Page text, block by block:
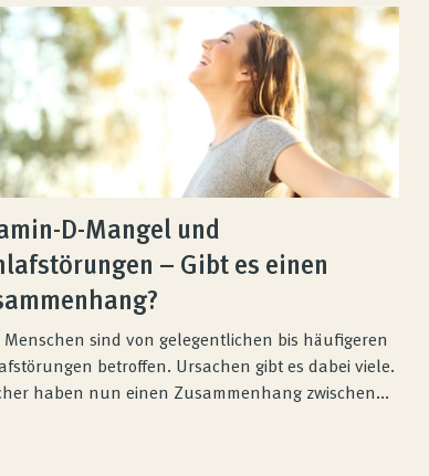
D-Mangel und
– Gibt es einen
Menschen sind von gelegentlichen bis häufigeren
betroffen. Ursachen gibt es dabei viele.
haben nun einen Zusammenhang zwischen...